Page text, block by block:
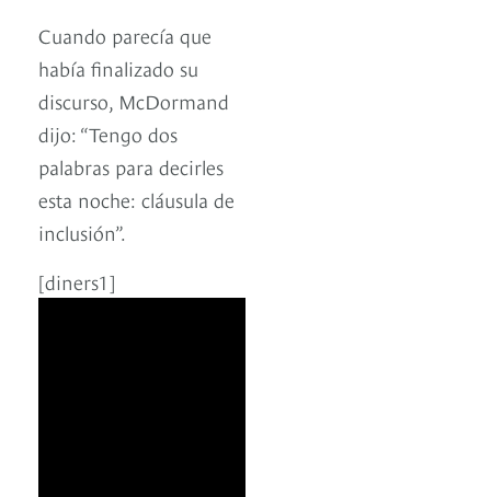
Cuando parecía que
había finalizado su
discurso, McDormand
dijo: “Tengo dos
palabras para decirles
esta noche: cláusula de
inclusión”.
[diners1]